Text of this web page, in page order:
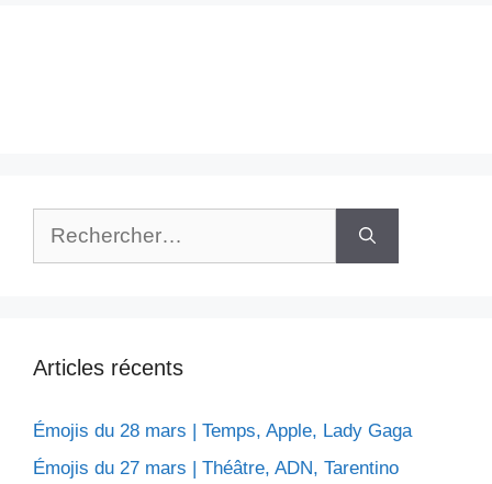
Articles récents
Émojis du 28 mars | Temps, Apple, Lady Gaga
Émojis du 27 mars | Théâtre, ADN, Tarentino